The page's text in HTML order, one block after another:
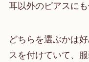
耳以外のピアスに
どちらを選ぶかは
スを付けていて、